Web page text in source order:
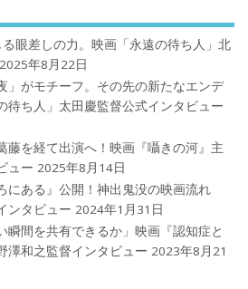
眼差しの力。映画「永遠の待ち人」北
2025年8月22日
」がモチーフ。その先の新たなエンデ
待ち人」太田慶監督公式インタビュー
藤を経て出演へ！映画『囁きの河』主
ュー 2025年8月14日
にある』公開！神出鬼没の映画流れ
ンタビュー 2024年1月31日
瞬間を共有できるか」映画『認知症と
和之監督インタビュー 2023年8月21